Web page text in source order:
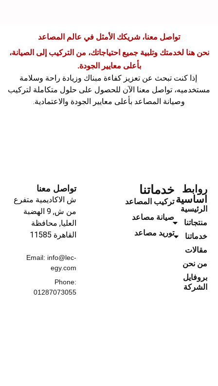
تواصل معنا، شريكك الأمثل في عالم المصاعد
نحن هنا لخدمتك وتلبية جميع احتياجاتك، من التركيب إلى الصيانة،
بأعلى معايير الجودة.
إذا كنت تبحث عن تعزيز كفاءة مبناك وزيادة راحة وسلامة
مستخدميه، تواصل معنا الآن للحصول على حلول متكاملة لتركيب
وصيانة المصاعد بأعلى معايير الجودة والاعتمادية.
تواصل معنا
ش الاكاديمية متفرع
من ش, 9 الهضبة
العليا, محافظة
القاهرة‬ 11585
Email: info@lec-
egy.com
Phone:
01287073055
خدماتنا
تركيب المصاعد
صيانة مصاعد
توريد مصاعد
روابط
اساسية
الرئيسية
منتجاتنا
خدماتنا
مقالات
من نحن
بروفايل
الشركة